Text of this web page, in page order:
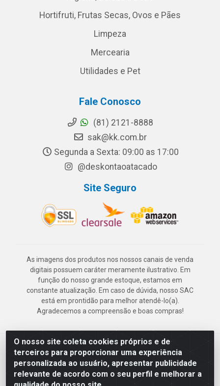
O nosso site coleta cookies próprios e de
terceiros para proporcionar uma experiência
personalizada ao usuário, apresentar publicidade
relevante de acordo com o seu perfil e melhorar a
Hortifruti, Frutas Secas, Ovos e Pães
Limpeza
Mercearia
Utilidades e Pet
Fale Conosco
(81) 2121-8888
sak@kk.com.br
Segunda a Sexta: 09:00 as 17:00
@deskontaoatacado
Site Seguro
As imagens dos produtos nos nossos canais de venda
digitais possuem caráter meramente ilustrativo. Em
função do nosso grande estoque, estamos em
constante atualização. Em caso de dúvida, nosso SAC
está em prontidão para melhor atendê-lo(a).
Agradecemos a compreensão e boas compras!
Deskontão Atacado - Av. Marechal Mascarenhas de Morais, 2471 -
Imbiribeira - Recife/PE - CEP 51.150-001 - CNPJ 24.150.377/0003-
57